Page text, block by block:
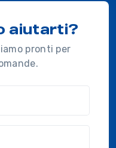
aiutarti?
pronti per